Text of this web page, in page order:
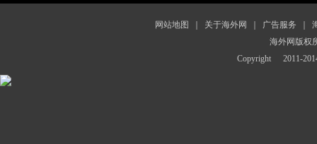
网站地图 关于海外网 广告服务
海外网版权
Copyright
2011-